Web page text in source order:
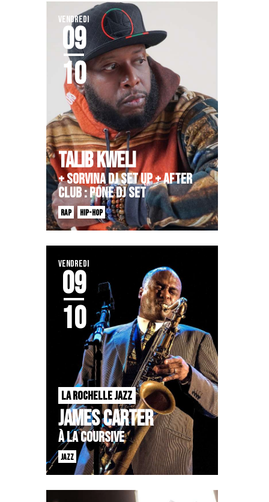
VENDREDI
09
10
TALIB KWELI
+ SORVINA DJ SET UP + AFTER
CLUB : PONE DJ SET
RAP HIP-HOP
VENDREDI
09
10
LA ROCHELLE JAZZ
JAMES CARTER
À LA COURSIVE
JAZZ